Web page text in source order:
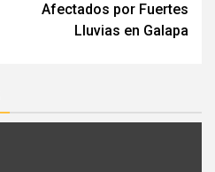
Afectados por Fuertes
Lluvias en Galapa